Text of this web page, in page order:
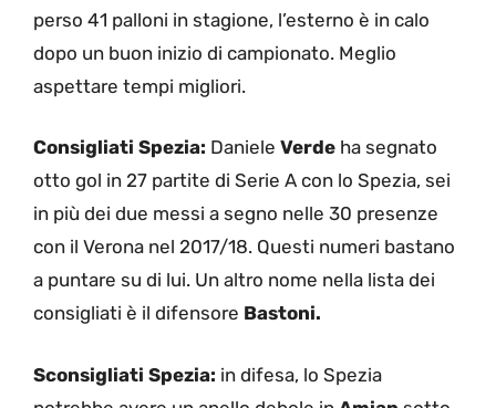
perso 41 palloni in stagione, l’esterno è in calo
dopo un buon inizio di campionato. Meglio
aspettare tempi migliori.
Consigliati Spezia: Daniele Verde ha segnato
otto gol in 27 partite di Serie A con lo Spezia, sei
in più dei due messi a segno nelle 30 presenze
con il Verona nel 2017/18. Questi numeri bastano
a puntare su di lui. Un altro nome nella lista dei
consigliati è il difensore Bastoni.
Sconsigliati Spezia: in difesa, lo Spezia